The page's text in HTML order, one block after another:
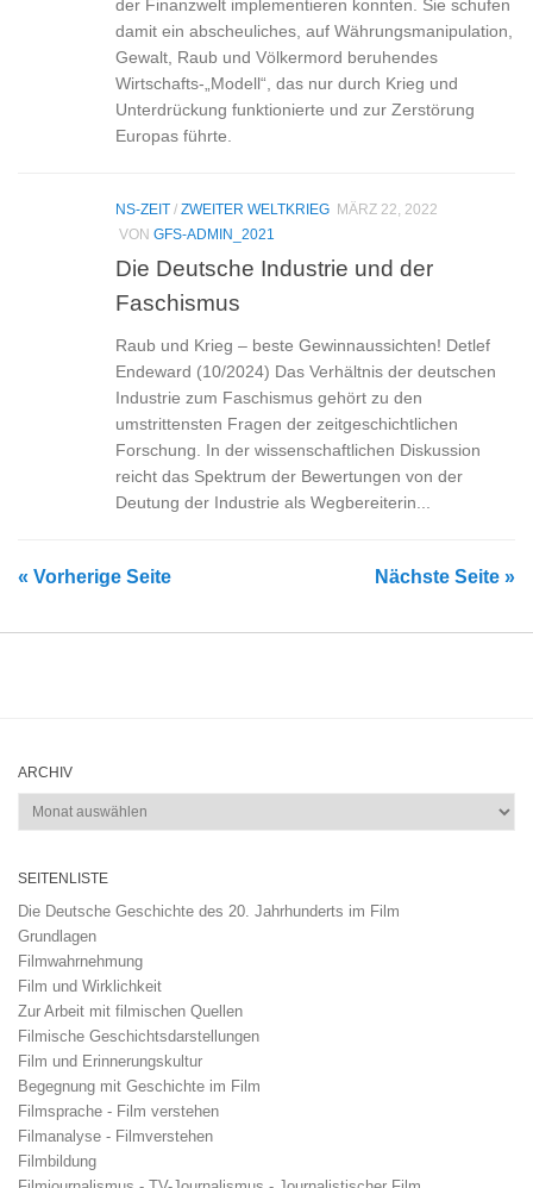
der Finanzwelt implementieren konnten. Sie schufen
damit ein abscheuliches, auf Währungsmanipulation,
Gewalt, Raub und Völkermord beruhendes
Wirtschafts-„Modell“, das nur durch Krieg und
Unterdrückung funktionierte und zur Zerstörung
Europas führte.
NS-ZEIT / ZWEITER WELTKRIEG MÄRZ 22, 2022
VON GFS-ADMIN_2021
Die Deutsche Industrie und der
Faschismus
Raub und Krieg – beste Gewinnaussichten! Detlef
Endeward (10/2024) Das Verhältnis der deutschen
Industrie zum Faschismus gehört zu den
umstrittensten Fragen der zeitgeschichtlichen
Forschung. In der wissenschaftlichen Diskussion
reicht das Spektrum der Bewertungen von der
Deutung der Industrie als Wegbereiterin...
« Vorherige Seite Nächste Seite »
ARCHIV
Archiv
SEITENLISTE
Die Deutsche Geschichte des 20. Jahrhunderts im Film
Grundlagen
Filmwahrnehmung
Film und Wirklichkeit
Zur Arbeit mit filmischen Quellen
Filmische Geschichtsdarstellungen
Film und Erinnerungskultur
Begegnung mit Geschichte im Film
Filmsprache - Film verstehen
Filmanalyse - Filmverstehen
Filmbildung